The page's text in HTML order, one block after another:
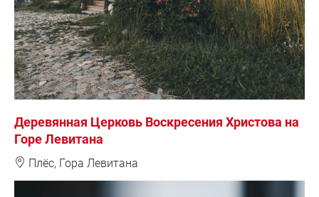
Деревянная Церковь Воскресения Христова на
Горе Левитана
❽ Плёс, Гора Левитана